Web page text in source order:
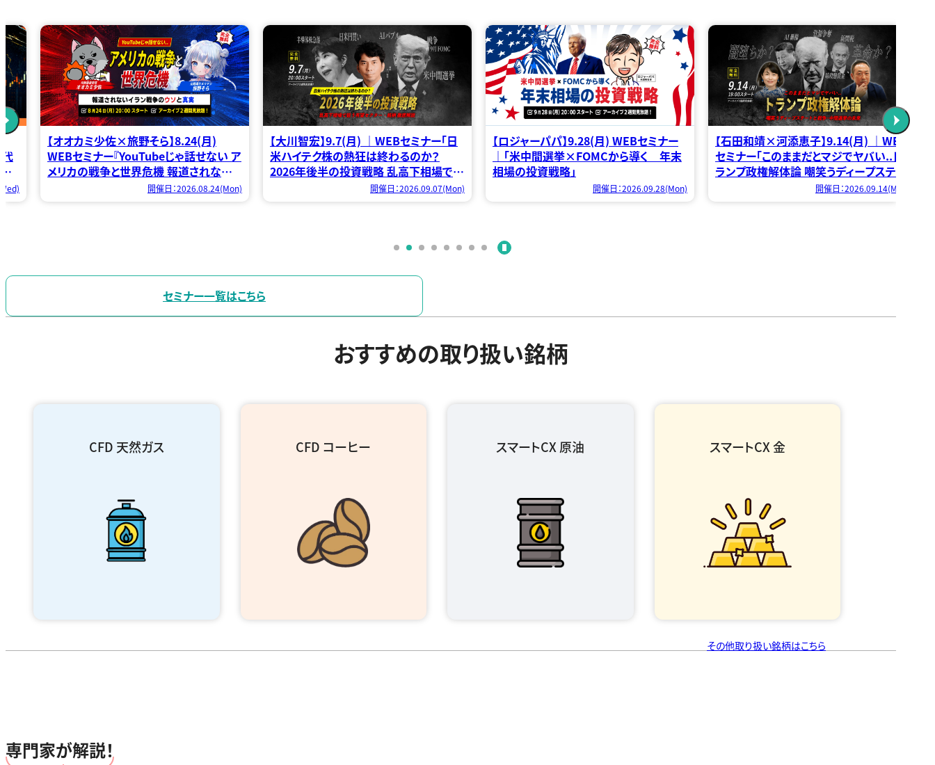
ア
【大川智宏】9.7(月) ｜WEBセミナー「日
米ハイテク株の熱狂は終わるのか？
2026年後半の投資戦略 乱高下相場で狙
う有望セクター・銘柄 徹底解説」
開催日：2026.09.07(Mon)
【ロジャーパパ】9.28(月) WEBセミナー
｜「米中間選挙×FOMCから導く 年末
相場の投資戦略」
開催日：2026.09.28(Mon)
【石田和靖×河添恵子】9.14(月) ｜WEB
セミナー「このままだとマジでヤバい..ト
ランプ政権解体論 嘲笑うディープステー
トと戦争・中間選挙の未来」開催日：2026.09.14(Mon)
【大野ひろふみ×ニキータ】8.19(水) ｜
WEBセミナー「【緊急対談】ロシアウクラ
イナ戦争最終決着 トランプの影で仕掛
けるプーチンと習近平」開催日：2026.08.19(Wed)
セミナー一覧はこちら
おすすめの取り扱い銘柄
CFD 天然ガス CFD コーヒー スマートCX 原油 スマートCX 金
その他取り扱い銘柄はこちら
専門家が解説！